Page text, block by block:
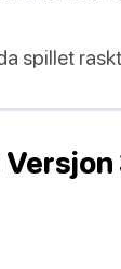
spillet